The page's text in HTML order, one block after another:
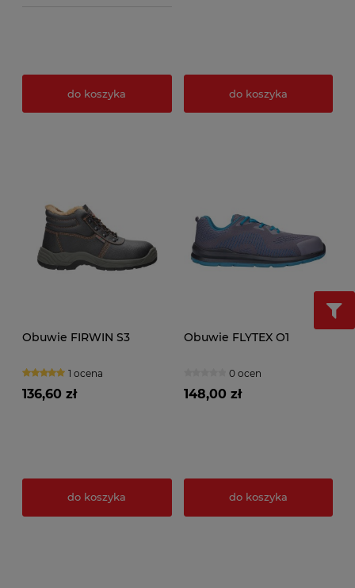
do koszyka do koszyka
Obuwie FIRWIN S3
1 ocena
136,60 zł
do koszyka
Obuwie FLYTEX O1
0 ocen
148,00 zł
do koszyka